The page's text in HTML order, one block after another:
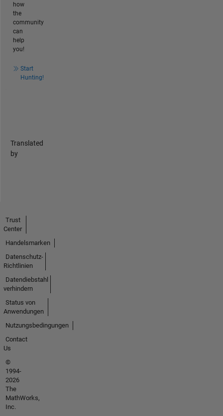
how
the
community
can
help
you!
Start
Hunting!
Translated
by
Trust
Center
Handelsmarken
Datenschutz-
Richtlinien
Datendiebstahl
verhindern
Status von
Anwendungen
Nutzungsbedingungen
Contact
Us
©
1994-
2026
The
MathWorks,
Inc.